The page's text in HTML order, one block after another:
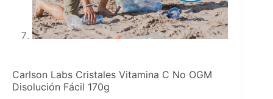
Carlson Labs Cristales Vitamina C No OGM
Disolución Fácil 170g